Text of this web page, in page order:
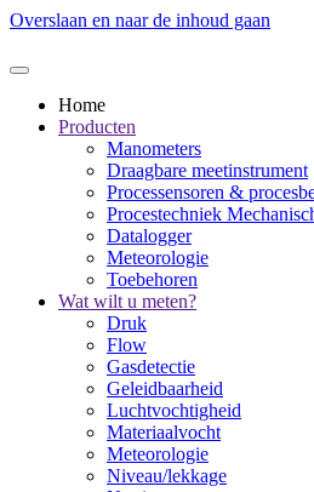
Overslaan en naar de inhoud gaan
Home
Producten
Manometers
Draagbare meetinstrument
Processensoren &
Procestechniek
Datalogger
Meteorologie
Toebehoren
Wat wilt u meten?
Druk
Flow
Gasdetectie
Geleidbaarheid
Luchtvochtigheid
Materiaalvocht
Meteorologie
Niveau/lekkage